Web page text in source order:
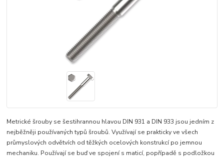
Metrické šrouby se šestihrannou hlavou DIN 931 a DIN 933 jsou jedním z
nejběžněji používaných typů šroubů. Využívají se prakticky ve všech
průmyslových odvětvích od těžkých ocelových konstrukcí po jemnou
mechaniku. Používají se buď ve spojení s maticí, popřípadě s podložkou